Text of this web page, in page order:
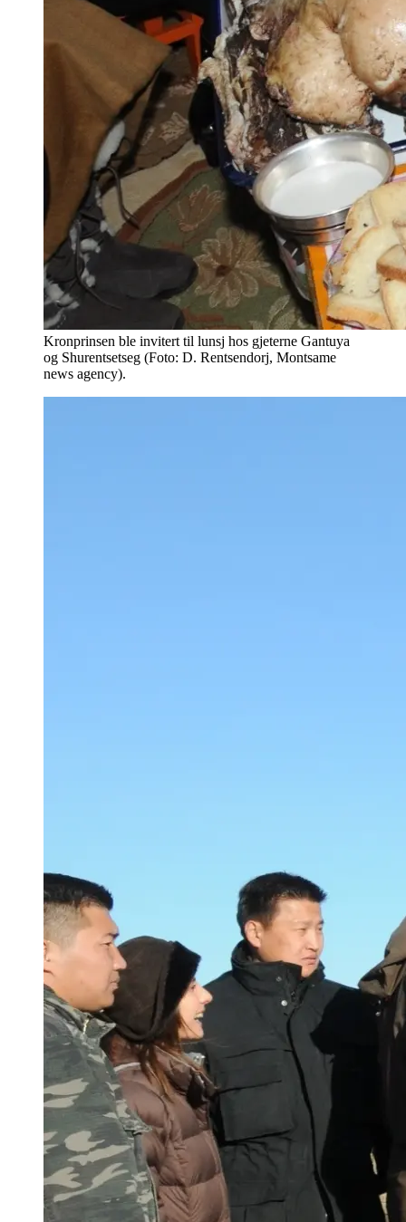
Kronprinsen ble invitert til lunsj hos gjeterne Gantuya
og Shurentsetseg (Foto: D. Rentsendorj, Montsame
news agency).